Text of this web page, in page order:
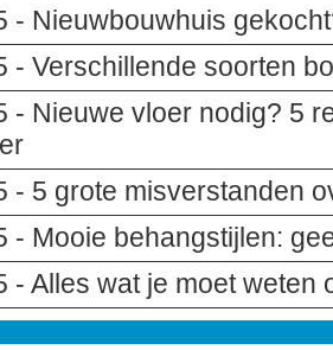
- Nieuwbouwhuis
- Verschillende soorten
- Nieuwe vloer nodig? 5
- 5 grote misverstanden
- Mooie behangstijlen:
- Alles wat je moet weten